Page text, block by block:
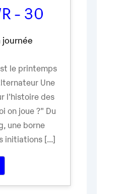
- 30
journée
le printemps
Une
l'histoire des
on joue ?" Du
une borne
initiations [...]